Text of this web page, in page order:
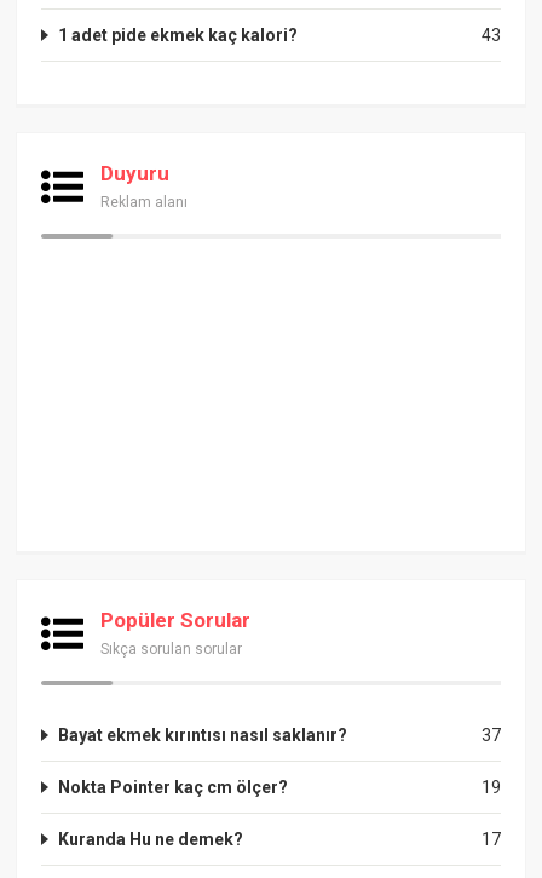
43
1 adet pide ekmek kaç kalori?
Duyuru
Reklam alanı
Popüler Sorular
Sıkça sorulan sorular
37
Bayat ekmek kırıntısı nasıl saklanır?
19
Nokta Pointer kaç cm ölçer?
17
Kuranda Hu ne demek?